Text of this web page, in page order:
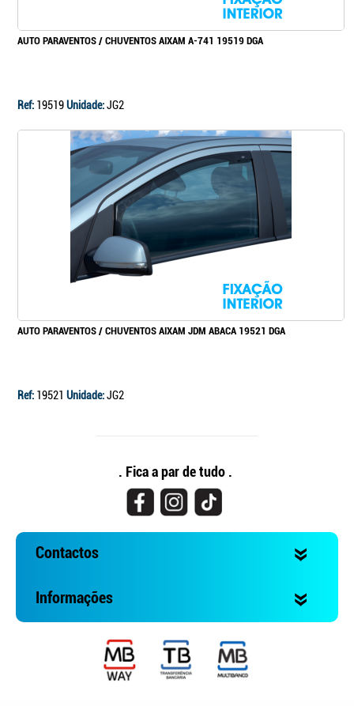
AUTO PARAVENTOS / CHUVENTOS AIXAM A-741 19519 DGA
Ref: 19519Unidade:JG2
AUTO PARAVENTOS / CHUVENTOS AIXAM JDM ABACA 19521 DGA
Ref: 19521 Unidade:JG2
. Fica a par de tudo .
Contactos
Informações